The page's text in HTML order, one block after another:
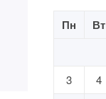
Пн Вт
3
4